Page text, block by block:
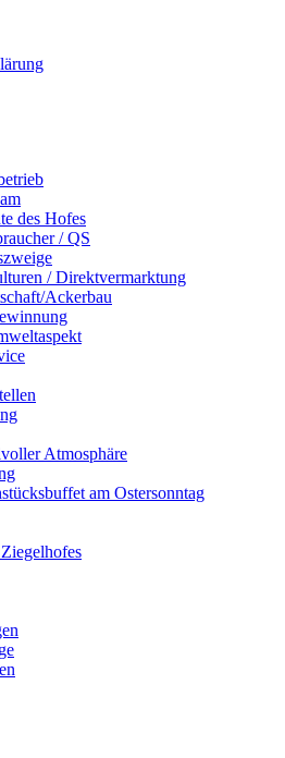
des Hofes
/ QS
/ Direktvermarktung
Ackerbau
Atmosphäre
am Ostersonntag